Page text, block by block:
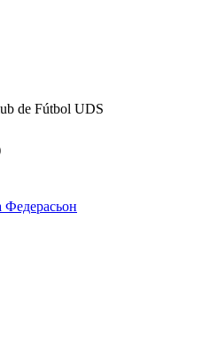
de Fútbol UDS
Федерасьон